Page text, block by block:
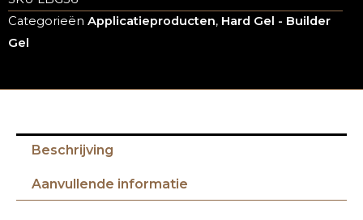
Categorieën Applicatieproducten, Hard Gel - Builder
Gel
Beschrijving
Aanvullende informatie